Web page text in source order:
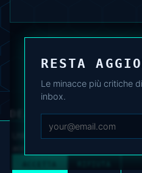
RESTA
Le minacce più critiche
inbox.
DEAFNEWS
CHI SIAMO · ARCHIVIO ·FAQ
CONTATTI